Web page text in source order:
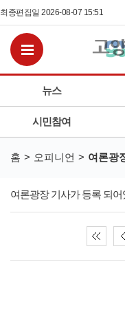
최종편집일 2026-08-07 15:51
뉴스
시민참여
전체메뉴보기
홈 오피니언 여론광
여론광장 기사가 등록 되